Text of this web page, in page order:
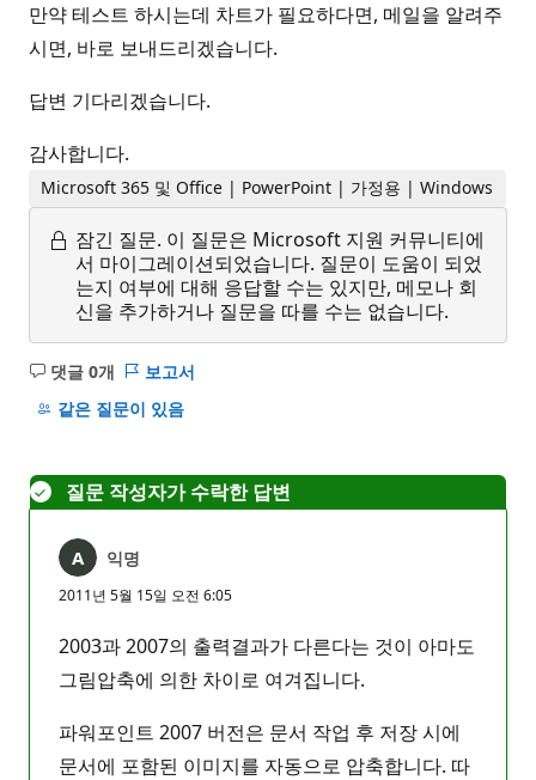
만약 테스트 하시는데 차트가 필요하다면, 메일을 알려주
시면, 바로 보내드리겠습니다.
답변 기다리겠습니다.
감사합니다.
Microsoft 365 및 Office | PowerPoint | 가정용 | Windows
잠긴 질문. 이 질문은 Microsoft 지원 커뮤니티에
서 마이그레이션되었습니다. 질문이 도움이 되었
는지 여부에 대해 응답할 수는 있지만, 메모나 회
신을 추가하거나 질문을 따를 수는 없습니다.
댓글 0개
설
명
보고서
같은 질문이 있음
질문 작성자가 수락한 답변
익명
2011년 5월 15일 오전 6:05
2003과 2007의 출력결과가 다른다는 것이 아마도
그림압축에 의한 차이로 여겨집니다.
파워포인트 2007 버전은 문서 작업 후 저장 시에
문서에 포함된 이미지를 자동으로 압축합니다. 따